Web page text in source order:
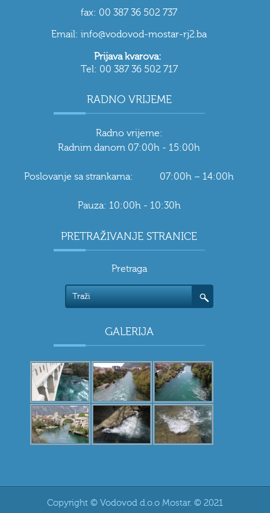
fax: 00 387 36 502 737
Email: info@vodovod-mostar-rj2.ba
Prijava kvarova:
Tel: 00 387 36 502 717
RADNO VRIJEME
Radno vrijeme:
Radnim danom 07:00h - 15:00h
Poslovanje sa strankama: 07:00h – 14:00h
Pauza: 10:00h - 10:30h
PRETRAŽIVANJE STRANICE
Pretraga
GALERIJA
Copyright © Vodovod d.o.o Mostar. © 2021